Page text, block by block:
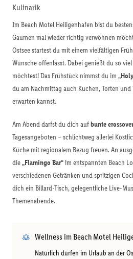
Kulinarik
Im Beach Motel Heiligenhafen bist du
Gaumen mal wieder richtig verwöhnen
Ostsee startest du mit einem vielfältigen
Wünsche offenlässt. Dabei genießt du so
möchtest! Das Frühstück nimmst du im
du am Nachmittag auch Kuchen, Torten und
erwarten kannst.
Am Abend darfst du dich aufbunte
Tagesangeboten – schlichtweg allerlei
Küche mit regionalem Bezug freuen. An
die„Flamingo Bar“im entspannten Beach
verschiedenen Getränken und spritzigen
dich ein Billard-Tisch, gelegentliche Live-
Themenabende.
Wellness im Beach Motel
Natürlich dürfen im Urlaub an der